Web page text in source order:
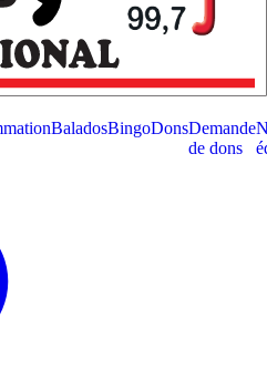
BaladosBingoDonsDemande
de dons